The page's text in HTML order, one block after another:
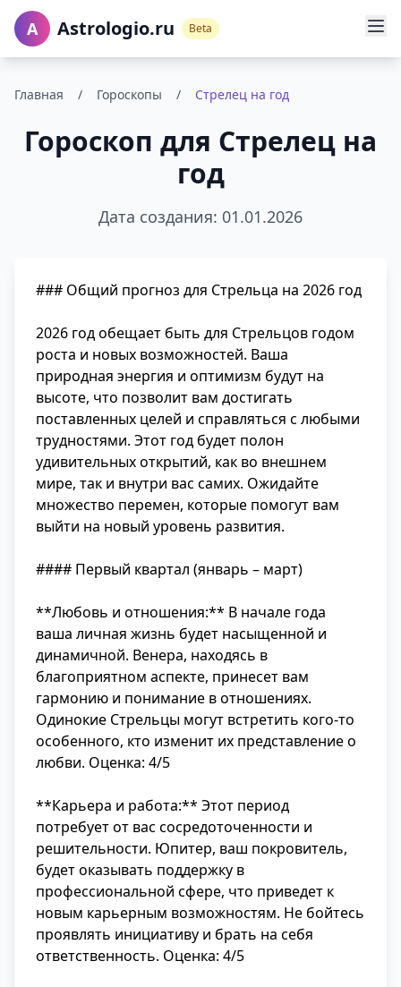
A Astrologio.ru Beta
Главная / Гороскопы / Стрелец на год
Гороскоп для Стрелец на
год
Дата создания: 01.01.2026
### Общий прогноз для Стрельца на 2026 год
2026 год обещает быть для Стрельцов годом
роста и новых возможностей. Ваша
природная энергия и оптимизм будут на
высоте, что позволит вам достигать
поставленных целей и справляться с любыми
трудностями. Этот год будет полон
удивительных открытий, как во внешнем
мире, так и внутри вас самих. Ожидайте
множество перемен, которые помогут вам
выйти на новый уровень развития.
#### Первый квартал (январь – март)
**Любовь и отношения:** В начале года
ваша личная жизнь будет насыщенной и
динамичной. Венера, находясь в
благоприятном аспекте, принесет вам
гармонию и понимание в отношениях.
Одинокие Стрельцы могут встретить кого-то
особенного, кто изменит их представление о
любви. Оценка: 4/5
**Карьера и работа:** Этот период
потребует от вас сосредоточенности и
решительности. Юпитер, ваш покровитель,
будет оказывать поддержку в
профессиональной сфере, что приведет к
новым карьерным возможностям. Не бойтесь
проявлять инициативу и брать на себя
ответственность. Оценка: 4/5